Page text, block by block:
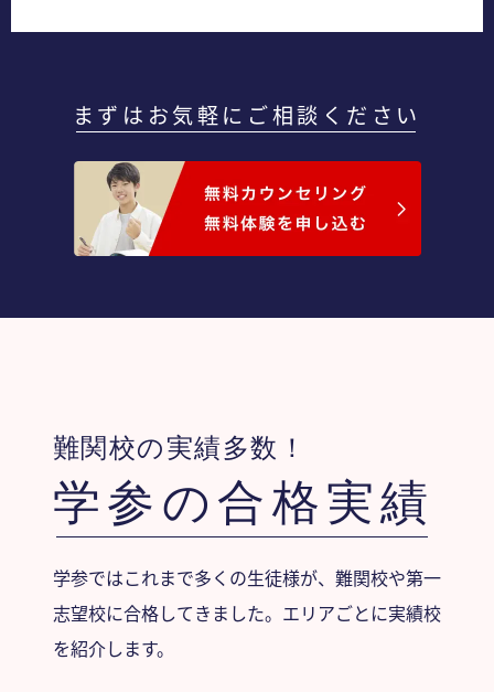
まずはお気軽にご相談ください
難関校の実績多数！
学参の合格実績
学参ではこれまで多くの生徒様が、難関校や第一
志望校に合格してきました。エリアごとに実績校
を紹介します。